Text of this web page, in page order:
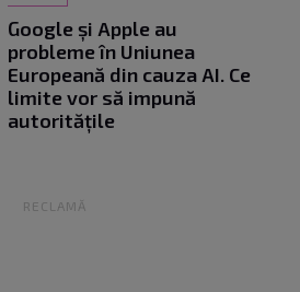
Google și Apple au
probleme în Uniunea
Europeană din cauza AI. Ce
limite vor să impună
autoritățile
RECLAMĂ